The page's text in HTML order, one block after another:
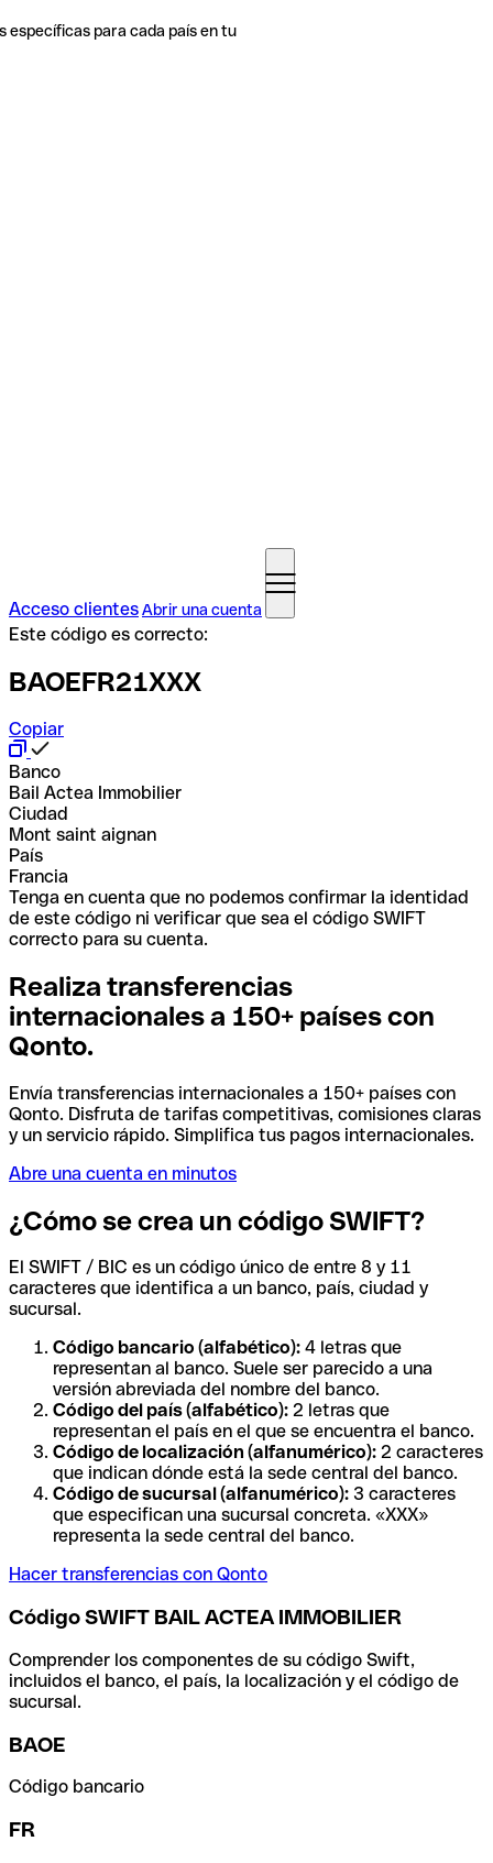
específicas para cada país en tu
Acceso clientesAbrir una cuenta
Este código es correcto:
BAOEFR21XXX
Copiar
Banco
Bail Actea Immobilier
Ciudad
Mont saint aignan
País
Francia
Tenga en cuenta que no podemos confirmar la identidad
de este código ni verificar que sea el código SWIFT
correcto para su cuenta.
Realiza transferencias
internacionales a 150+ países con
Qonto.
Envía transferencias internacionales a 150+ países con
Qonto. Disfruta de tarifas competitivas, comisiones claras
y un servicio rápido. Simplifica tus pagos internacionales.
Abre una cuenta en minutos
¿Cómo se crea un código SWIFT?
El SWIFT / BIC es un código único de entre 8 y 11
caracteres que identifica a un banco, país, ciudad y
sucursal.
Código bancario (alfabético): 4 letras que
representan al banco. Suele ser parecido a una
versión abreviada del nombre del banco.
Código del país (alfabético): 2 letras que
representan el país en el que se encuentra el banco.
Código de localización (alfanumérico): 2 caracteres
que indican dónde está la sede central del banco.
Código de sucursal (alfanumérico): 3 caracteres
que especifican una sucursal concreta. «XXX»
representa la sede central del banco.
Hacer transferencias con Qonto
Código SWIFT BAIL ACTEA IMMOBILIER
Comprender los componentes de su código Swift,
incluidos el banco, el país, la localización y el código de
sucursal.
BAOE
Código bancario
FR